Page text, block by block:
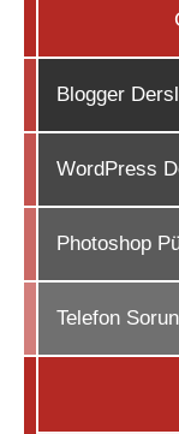
Blogger
WordPress
Photoshop
Telefon